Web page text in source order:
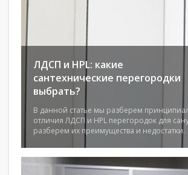
ЛДСП и HPL: какие
сантехнические перегородки
выбрать?
В данной статье мы разберем
отличия ЛДСП и HPL перегородок для
разберем их преимущества и недостатки.